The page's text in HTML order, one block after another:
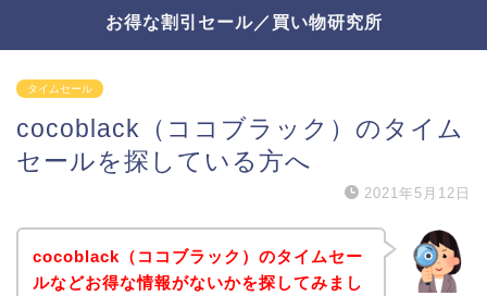
お得な割引セール／買い物研究所
タイムセール
cocoblack（ココブラック）のタイム
セールを探している方へ
2021年5月12日
cocoblack（ココブラック）のタイムセー
ルなどお得な情報がないかを探してみまし